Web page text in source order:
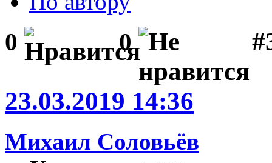
0 0
23.03.2019 14:36
Михаил Соловьёв